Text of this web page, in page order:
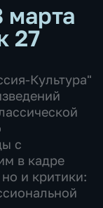
марта
27
Культура"
с
в кадре
и критики: